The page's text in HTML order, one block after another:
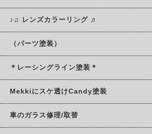
♪♫ レンズカラーリング ♬
（パーツ塗装）
＊レーシングライン塗装＊
Mekkiにスケ透けCandy塗装
車のガラス修理/取替